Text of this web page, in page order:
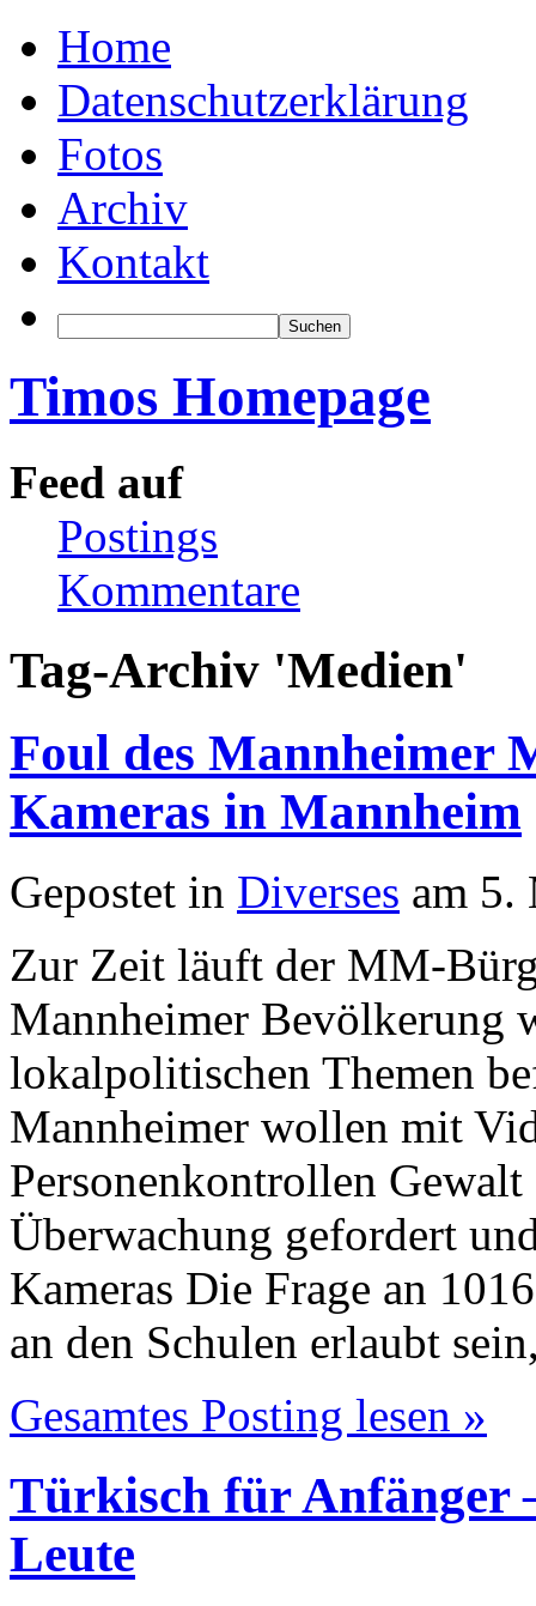
Home
Datenschutzerklärung
Fotos
Archiv
Kontakt
Timos Homepage
Feed auf
Postings
Kommentare
Tag-Archiv 'Medien'
Foul des Mannheimer
Kameras in Mannheim
Gepostet in Diverses am 5.
Zur Zeit läuft der MM-
Mannheimer Bevölkerung
lokalpolitischen Themen
Mannheimer wollen mit
Personenkontrollen
Überwachung gefordert
Kameras Die Frage an
an den Schulen erlaubt
Gesamtes Posting lesen »
Türkisch für Anfänger
Leute